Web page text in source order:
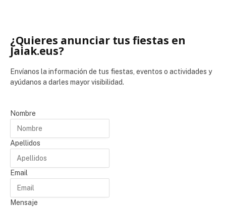
¿Quieres anunciar tus fiestas en
Jaiak.eus?
Envíanos la información de tus fiestas, eventos o actividades y
ayúdanos a darles mayor visibilidad.
Nombre
Apellidos
Email
Mensaje